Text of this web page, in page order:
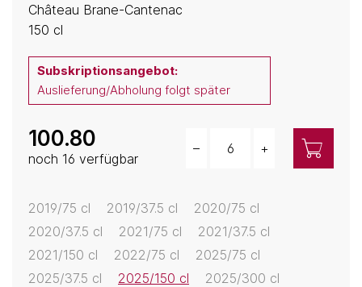
Château Brane-Cantenac
150 cl
Subskriptionsangebot:
Auslieferung/Abholung folgt später
100.80
noch 16 verfügbar
– +
2019/75 cl 2019/37.5 cl
2020/75 cl
2020/37.5 cl
2021/75 cl
2021/37.5 cl
2021/150 cl
2022/75 cl
2025/75 cl
2025/37.5 cl
2025/150 cl
2025/300 cl